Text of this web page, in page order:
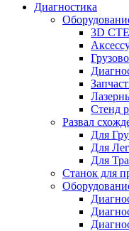
Диагностика
3D
Стенд
Развал
Для
Для
Для
Станок для